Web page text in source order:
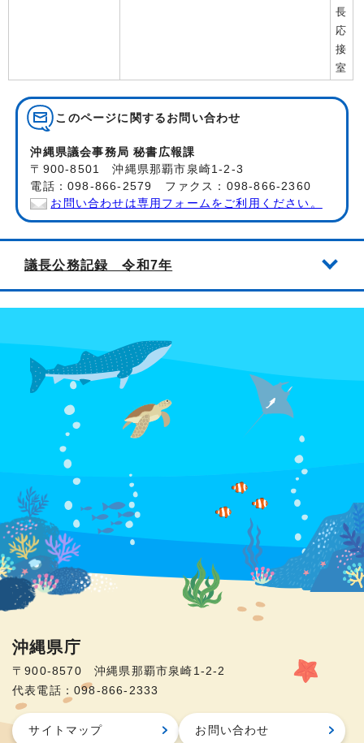
長
応
接
室
このページに関する お問い合わせ
沖縄県議会事務局 秘書広報課
〒900-8501 沖縄県那覇市泉崎1-2-3
電話：098-866-2579 ファクス：098-866-2360
お問い合わせは専用フォームをご利用ください。
議長公務記録 令和7年
沖縄県庁
〒900-8570 沖縄県那覇市泉崎1-2-2
代表電話：098-866-2333
サイトマップ お問い合わせ